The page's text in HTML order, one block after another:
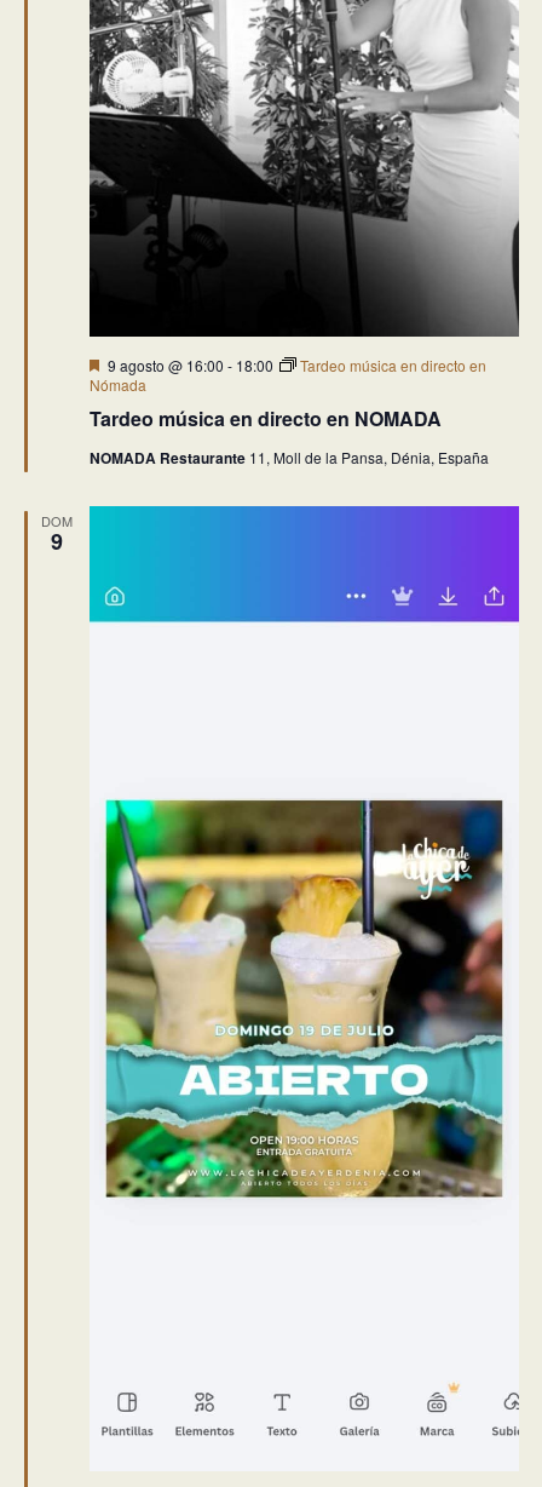
Tardeo música en directo en NOMADA
Destacado
9 agosto @ 16:00 - 18:00
Tardeo música en directo en
Nómada
NOMADA Restaurante 11, Moll de la Pansa, Dénia, España
DOM
9